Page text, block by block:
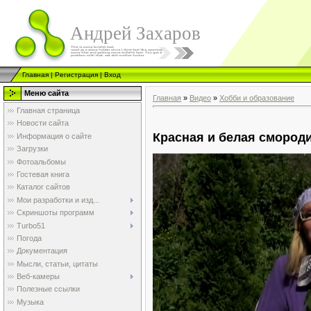
Андрей Захаров
Главная|Регистрация|Вход
Меню сайта
Главная страница
Новости сайта
Информация о сайте
Загрузки
Фотоальбомы
Гостевая книга
Каталог сайтов
Мои разработки и изд...
Скриншоты программ
Turbo51
Погода
Документация
Мысли, статьи, цитаты
Веб-камеры
Полезные ссылки
Музыка
Главная » Видео » Хобби и образование
Красная и белая